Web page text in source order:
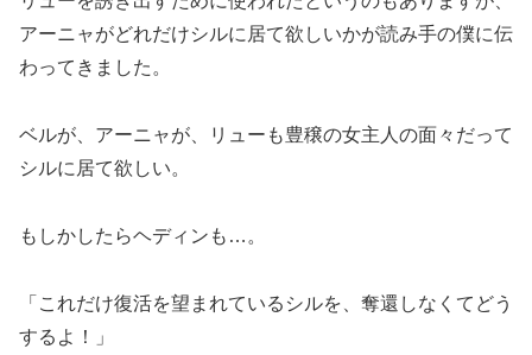
アーニャがどれだけシルに居て欲しいかが読み手の僕に伝
わってきました。
ベルが、アーニャが、リューも豊穣の女主人の面々だって
シルに居て欲しい。
もしかしたらヘディンも…。
「これだけ復活を望まれているシルを、奪還しなくてどう
するよ！」